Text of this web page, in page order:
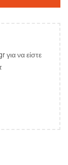
να είστε